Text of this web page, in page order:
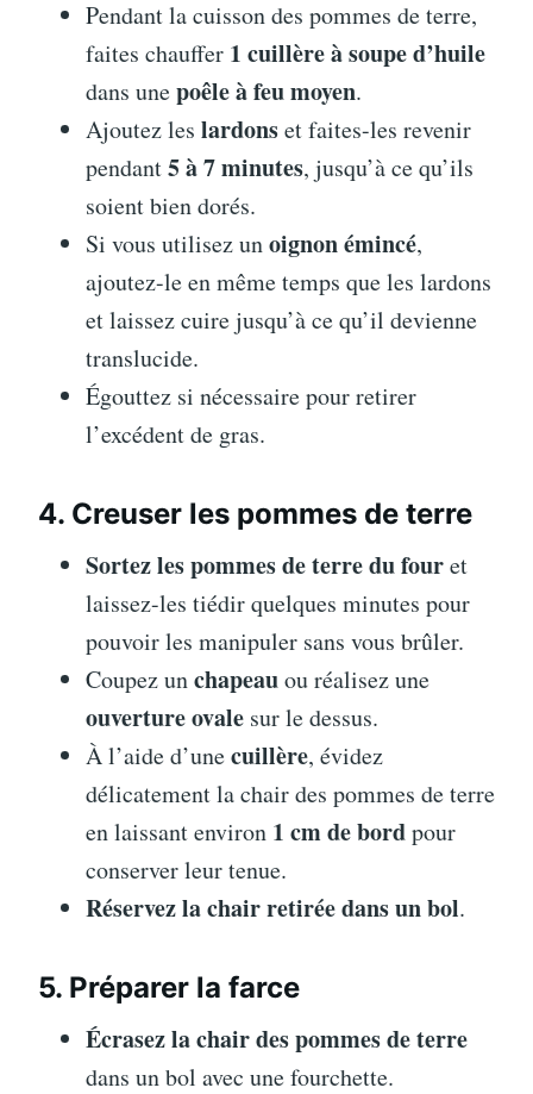
Pendant la cuisson des pommes de terre,
faites chauffer 1 cuillère à soupe d’huile
dans unepoêle à feu moyen.
Ajoutez les lardonset faites-les revenir
pendant5 à 7 minutes, jusqu’à ce qu’ils
soient bien dorés.
Si vous utilisez unoignon émincé,
ajoutez-le en même temps que les lardons
et laissez cuire jusqu’à ce qu’il devienne
translucide.
Égouttez si nécessaire pour retirer
l’excédent de gras.
4. Creuser les pommes de terre
Sortez les pommes de terre du fouret
laissez-les tiédir quelques minutes pour
pouvoir les manipuler sans vous brûler.
Coupez unchapeauou réalisez une
ouverture ovale sur le dessus.
À l’aide d’unecuillère, évidez
délicatement la chair des pommes de terre
en laissant environ 1 cm de bordpour
conserver leur tenue.
Réservez la chair retirée dans un bol.
5. Préparer la farce
Écrasez la chair des pommes de terre
dans un bol avec une fourchette.